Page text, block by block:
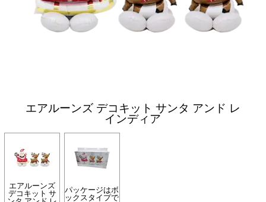
エアルーンズ デコキット サンタ アンド レ
インディア
エアルーンズ
デコキット サ パッケージはボ
ックスタイプで